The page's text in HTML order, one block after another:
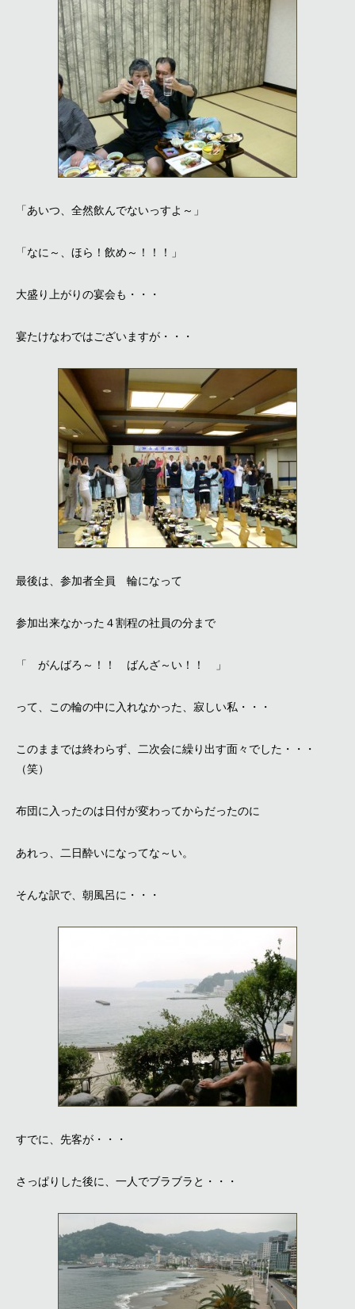
「あいつ、全然飲んでないっすよ～」
「なに～、ほら！飲め～！！！」
大盛り上がりの宴会も・・・
宴たけなわではございますが・・・
最後は、参加者全員 輪になって
参加出来なかった４割程の社員の分まで
「 がんばろ～！！ ばんざ～い！！ 」
って、この輪の中に入れなかった、寂しい私・・・
このままでは終わらず、二次会に繰り出す面々でした・・・
（笑）
布団に入ったのは日付が変わってからだったのに
あれっ、二日酔いになってな～い。
そんな訳で、朝風呂に・・・
すでに、先客が・・・
さっぱりした後に、一人でブラブラと・・・